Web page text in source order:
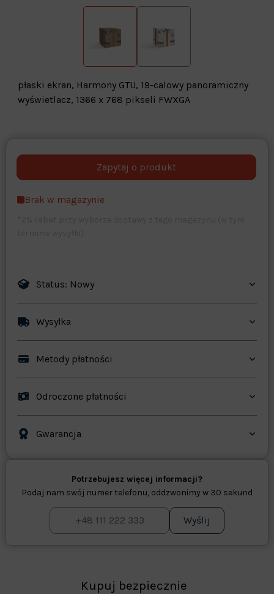
płaski ekran, Harmony GTU, 19-calowy panoramiczny
wyświetlacz, 1366 x 768 pikseli FWXGA
opcjonalne Maks. 250 znaków
Brak w magazynie
Status: Nowy
Wysyłka
Metody płatności
Odroczone płatności
Gwarancja
Potrzebujesz więcej informacji?
Podaj nam swój numer telefonu, oddzwonimy w 30 sekund
Wyślij
Kupuj bezpiecznie